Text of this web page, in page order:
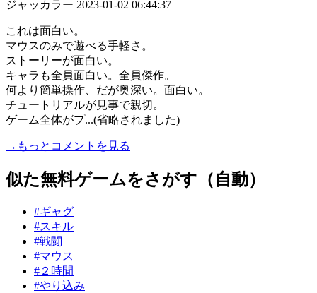
ジャッカラー 2023-01-02 06:44:37
これは面白い。
マウスのみで遊べる手軽さ。
ストーリーが面白い。
キャラも全員面白い。全員傑作。
何より簡単操作、だが奥深い。面白い。
チュートリアルが見事で親切。
ゲーム全体がプ...(省略されました)
→もっとコメントを見る
似た無料ゲームをさがす（自動）
#ギャグ
#スキル
#戦闘
#マウス
#２時間
#やり込み